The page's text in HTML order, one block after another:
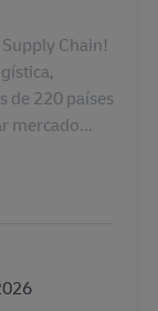
Chain!
de 220 países
mercado...